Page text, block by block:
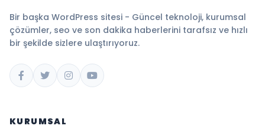
Bir başka WordPress sitesi - Güncel teknoloji, kurumsal
çözümler, seo ve son dakika haberlerini tarafsız ve hızlı
bir şekilde sizlere ulaştırıyoruz.
KURUMSAL